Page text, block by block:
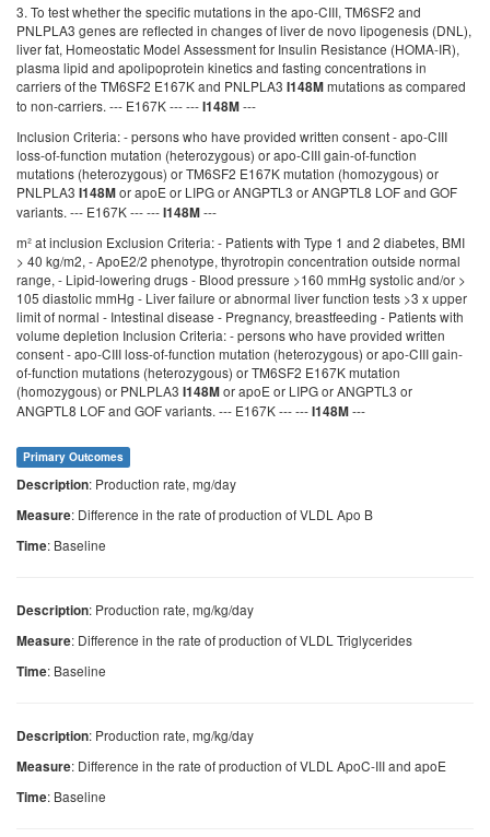
3. To test whether the specific mutations in the apo-CIII, TM6SF2 and
PNLPLA3 genes are reflected in changes of liver de novo lipogenesis (DNL),
liver fat, Homeostatic Model Assessment for Insulin Resistance (HOMA-IR),
plasma lipid and apolipoprotein kinetics and fasting concentrations in
carriers of the TM6SF2 E167K and PNLPLA3 I148Mmutations as compared
to non-carriers. --- E167K --- ---I148M---
Inclusion Criteria: - persons who have provided written consent - apo-CIII
loss-of-function mutation (heterozygous) or apo-CIII gain-of-function
mutations (heterozygous) or TM6SF2 E167K mutation (homozygous) or
PNLPLA3 I148Mor apoE or LIPG or ANGPTL3 or ANGPTL8 LOF and GOF
variants. --- E167K --- ---I148M---
m² at inclusion Exclusion Criteria: - Patients with Type 1 and 2 diabetes, BMI
> 40 kg/m2, - ApoE2/2 phenotype, thyrotropin concentration outside normal
range, - Lipid-lowering drugs - Blood pressure >160 mmHg systolic and/or >
105 diastolic mmHg - Liver failure or abnormal liver function tests >3 x upper
limit of normal - Intestinal disease - Pregnancy, breastfeeding - Patients with
volume depletion Inclusion Criteria: - persons who have provided written
consent - apo-CIII loss-of-function mutation (heterozygous) or apo-CIII gain-
of-function mutations (heterozygous) or TM6SF2 E167K mutation
(homozygous) or PNLPLA3 I148Mor apoE or LIPG or ANGPTL3 or
ANGPTL8 LOF and GOF variants. --- E167K --- ---I148M---
Primary Outcomes
Description: Production rate, mg/day
Measure: Difference in the rate of production of VLDL Apo B
Time: Baseline
Description: Production rate, mg/kg/day
Measure: Difference in the rate of production of VLDL Triglycerides
Time: Baseline
Description: Production rate, mg/kg/day
Measure: Difference in the rate of production of VLDL ApoC-III and apoE
Time: Baseline